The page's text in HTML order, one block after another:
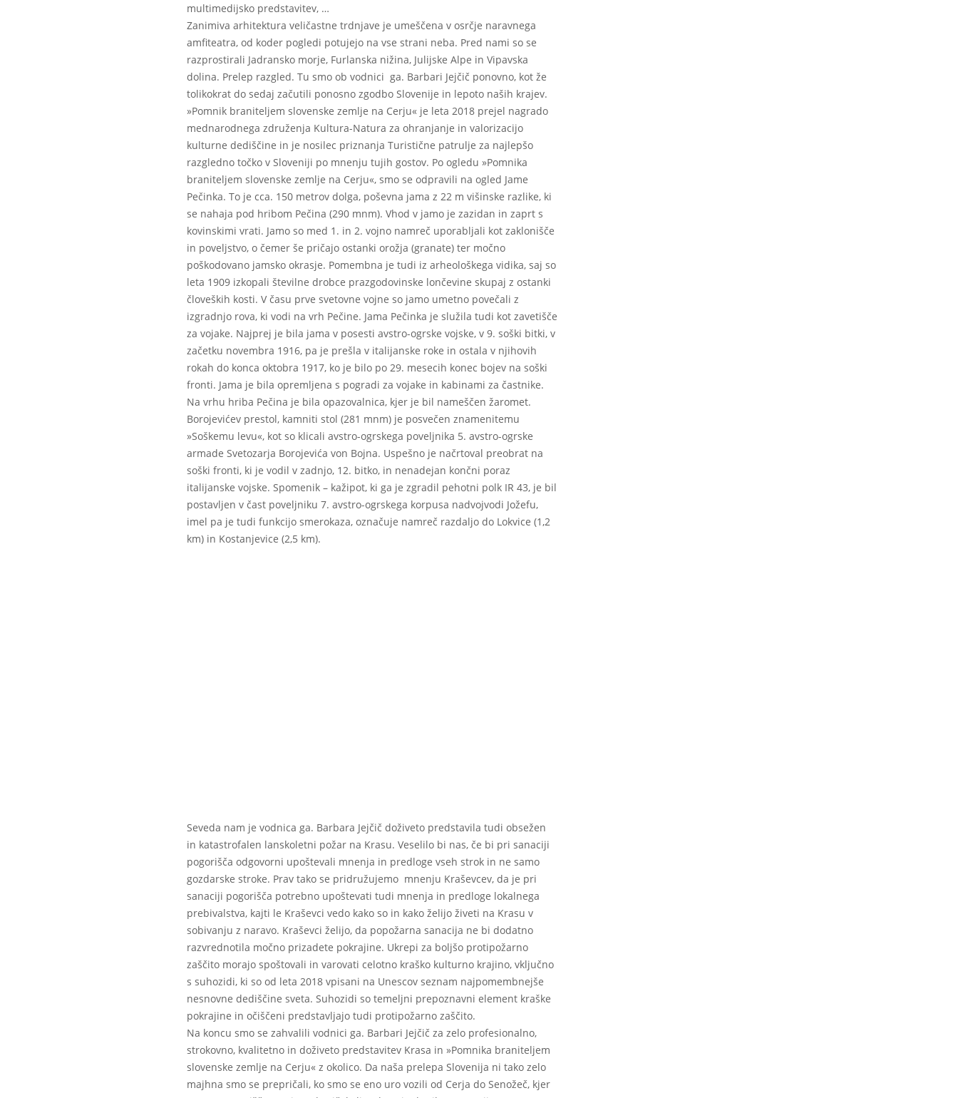
multimedijsko predstavitev, …
Zanimiva arhitektura veličastne trdnjave je umeščena v osrčje naravnega
amfiteatra, od koder pogledi potujejo na vse strani neba. Pred nami so se
razprostirali Jadransko morje, Furlanska nižina, Julijske Alpe in Vipavska
dolina. Prelep razgled. Tu smo ob vodnici ga. Barbari Jejčič ponovno, kot že
tolikokrat do sedaj začutili ponosno zgodbo Slovenije in lepoto naših krajev.
»Pomnik braniteljem slovenske zemlje na Cerju« je leta 2018 prejel nagrado
mednarodnega združenja Kultura-Natura za ohranjanje in valorizacijo
kulturne dediščine in je nosilec priznanja Turistične patrulje za najlepšo
razgledno točko v Sloveniji po mnenju tujih gostov. Po ogledu »Pomnika
braniteljem slovenske zemlje na Cerju«, smo se odpravili na ogled Jame
Pečinka. To je cca. 150 metrov dolga, poševna jama z 22 m višinske razlike, ki
se nahaja pod hribom Pečina (290 mnm). Vhod v jamo je zazidan in zaprt s
kovinskimi vrati. Jamo so med 1. in 2. vojno namreč uporabljali kot zaklonišče
in poveljstvo, o čemer še pričajo ostanki orožja (granate) ter močno
poškodovano jamsko okrasje. Pomembna je tudi iz arheološkega vidika, saj so
leta 1909 izkopali številne drobce prazgodovinske lončevine skupaj z ostanki
človeških kosti. V času prve svetovne vojne so jamo umetno povečali z
izgradnjo rova, ki vodi na vrh Pečine. Jama Pečinka je služila tudi kot zavetišče
za vojake. Najprej je bila jama v posesti avstro-ogrske vojske, v 9. soški bitki, v
začetku novembra 1916, pa je prešla v italijanske roke in ostala v njihovih
rokah do konca oktobra 1917, ko je bilo po 29. mesecih konec bojev na soški
fronti. Jama je bila opremljena s pogradi za vojake in kabinami za častnike.
Na vrhu hriba Pečina je bila opazovalnica, kjer je bil nameščen žaromet.
Borojevićev prestol, kamniti stol (281 mnm) je posvečen znamenitemu
»Soškemu levu«, kot so klicali avstro-ogrskega poveljnika 5. avstro-ogrske
armade Svetozarja Borojevića von Bojna. Uspešno je načrtoval preobrat na
soški fronti, ki je vodil v zadnjo, 12. bitko, in nenadejan končni poraz
italijanske vojske. Spomenik – kažipot, ki ga je zgradil pehotni polk IR 43, je bil
postavljen v čast poveljniku 7. avstro-ogrskega korpusa nadvojvodi Jožefu,
imel pa je tudi funkcijo smerokaza, označuje namreč razdaljo do Lokvice (1,2
km) in Kostanjevice (2,5 km).
Seveda nam je vodnica ga. Barbara Jejčič doživeto predstavila tudi obsežen
in katastrofalen lanskoletni požar na Krasu. Veselilo bi nas, če bi pri sanaciji
pogorišča odgovorni upoštevali mnenja in predloge vseh strok in ne samo
gozdarske stroke. Prav tako se pridružujemo mnenju Kraševcev, da je pri
sanaciji pogorišča potrebno upoštevati tudi mnenja in predloge lokalnega
prebivalstva, kajti le Kraševci vedo kako so in kako želijo živeti na Krasu v
sobivanju z naravo. Kraševci želijo, da popožarna sanacija ne bi dodatno
razvrednotila močno prizadete pokrajine. Ukrepi za boljšo protipožarno
zaščito morajo spoštovali in varovati celotno kraško kulturno krajino, vključno
s suhozidi, ki so od leta 2018 vpisani na Unescov seznam najpomembnejše
nesnovne dediščine sveta. Suhozidi so temeljni prepoznavni element kraške
pokrajine in očiščeni predstavljajo tudi protipožarno zaščito.
Na koncu smo se zahvalili vodnici ga. Barbari Jejčič za zelo profesionalno,
strokovno, kvalitetno in doživeto predstavitev Krasa in »Pomnika braniteljem
slovenske zemlje na Cerju« z okolico. Da naša prelepa Slovenija ni tako zelo
majhna smo se prepričali, ko smo se eno uro vozili od Cerja do Senožeč, kjer